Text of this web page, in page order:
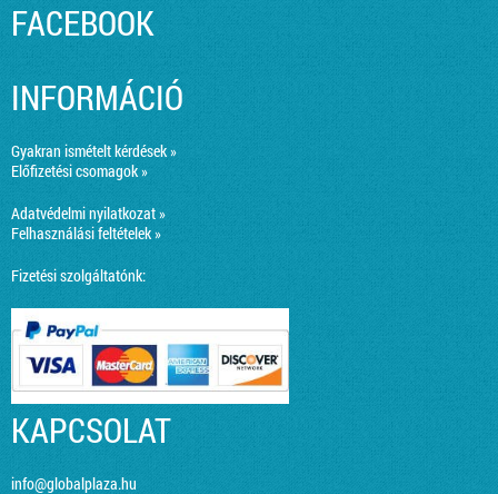
FACEBOOK
INFORMÁCIÓ
Gyakran ismételt kérdések »
Előfizetési csomagok »
Adatvédelmi nyilatkozat »
Felhasználási feltételek »
Fizetési szolgáltatónk:
KAPCSOLAT
info@globalplaza.hu